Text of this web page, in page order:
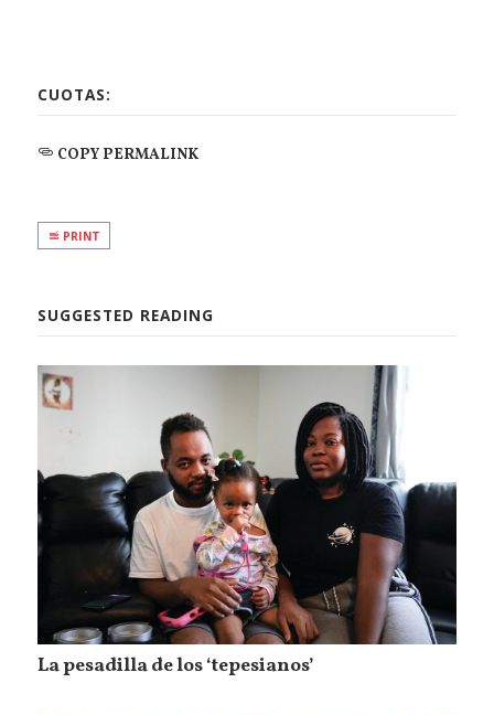
CUOTAS:
COPY PERMALINK
PRINT
SUGGESTED READING
La pesadilla de los ‘tepesianos’